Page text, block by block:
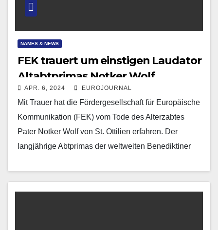
NAMES & NEWS
FEK trauert um einstigen Laudator
Altabtprimas Notker Wolf
APR. 6, 2024 EUROJOURNAL
Mit Trauer hat die Fördergesellschaft für Europäische
Kommunikation (FEK) vom Tode des Alterzabtes
Pater Notker Wolf von St. Ottilien erfahren. Der
langjährige Abtprimas der weltweiten Benediktiner